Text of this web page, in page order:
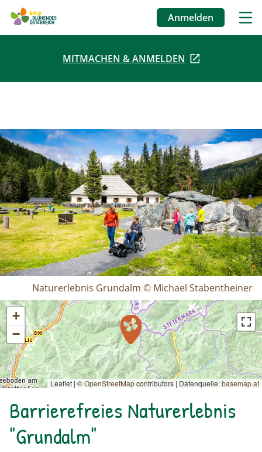
Direkt
Benutzermenü
Anmelden
MITMACHEN & ANMELDEN
Naturerlebnis Grundalm © Michael Stabentheiner
+
−
Leaflet | ©OpenStreetMapcontributors | Datenquelle:basemap.at
Barrierefreies Naturerlebnis
"Grundalm"